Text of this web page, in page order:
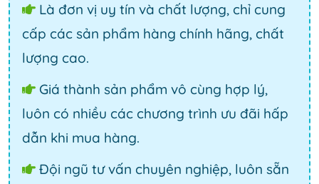
Là đơn vị uy tín và chất lượng, chỉ cung
cấp các sản phẩm hàng chính hãng, chất
lượng cao.
Giá thành sản phẩm vô cùng hợp lý,
luôn có nhiều các chương trình ưu đãi hấp
dẫn khi mua hàng.
Đội ngũ tư vấn chuyên nghiệp, luôn sẵn